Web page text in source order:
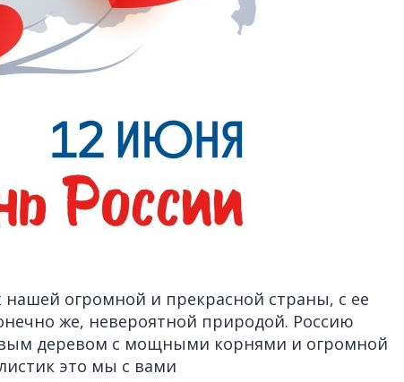
огромной и прекрасной страны, с ее
же, невероятной природой. Россию
деревом с мощными корнями и огромной
это мы с вами